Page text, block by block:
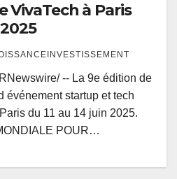
VivaTech à Paris
-- La 9e édition de
événement startup et tech
du 11 au 14 juin 2025.
POUR…